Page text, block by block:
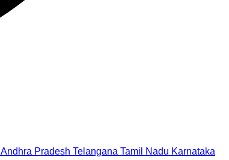
Andhra Pradesh Telangana Tamil Nadu Karnataka